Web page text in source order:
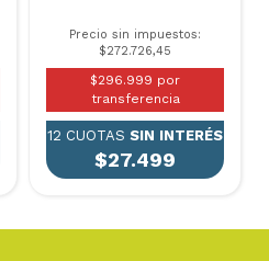
Precio sin impuestos:
$272.726,45
$296.999 por
transferencia
12 CUOTAS SIN INTERÉS
$27.499